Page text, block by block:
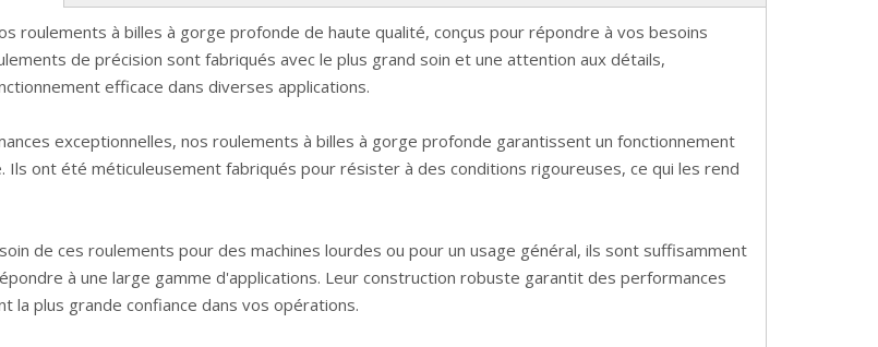
roulements à billes à gorge profonde de haute qualité, conçus pour répondre à vos besoins
de précision sont fabriqués avec le plus grand soin et une attention aux détails,
efficace dans diverses applications.
exceptionnelles, nos roulements à billes à gorge profonde garantissent un fonctionnement
Ils ont été méticuleusement fabriqués pour résister à des conditions rigoureuses, ce qui les rend
de ces roulements pour des machines lourdes ou pour un usage général, ils sont suffisamment
à une large gamme d'applications. Leur construction robuste garantit des performances
la plus grande confiance dans vos opérations.